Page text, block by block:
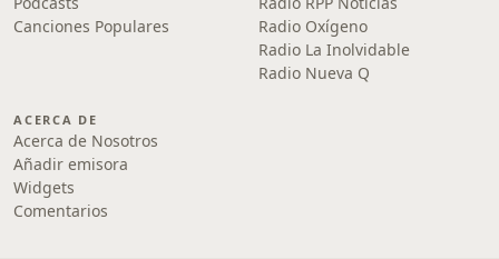
Canciones Populares
Radio Oxígeno
Radio La Inolvidable
Radio Nueva Q
ACERCA DE
Acerca de Nosotros
Añadir emisora
Widgets
Comentarios